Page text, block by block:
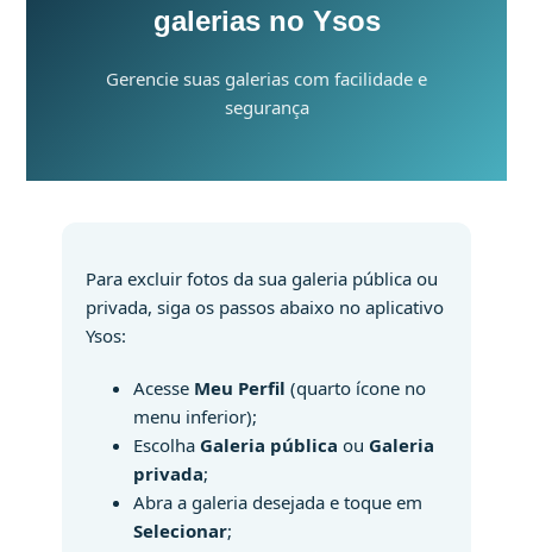
galerias no Ysos
Gerencie suas galerias com facilidade e
segurança
Para excluir fotos da sua galeria pública ou
privada, siga os passos abaixo no aplicativo
Ysos:
Acesse Meu Perfil (quarto ícone no
menu inferior);
Escolha Galeria pública ou Galeria
privada;
Abra a galeria desejada e toque em
Selecionar;